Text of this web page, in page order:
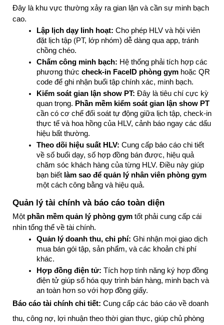
Đây là khu vực thường xảy ra gian lận và cần sự minh bạch
cao.
Lập lịch dạy linh hoạt: Cho phép HLV và hội viên
đặt lịch tập (PT, lớp nhóm) dễ dàng qua app, tránh
chồng chéo.
Chấm công minh bạch: Hệ thống phải tích hợp các
phương thức check-in FaceID phòng gym hoặc QR
code để ghi nhận buổi tập chính xác, minh bạch.
Kiểm soát gian lận show PT: Đây là tiêu chí cực kỳ
quan trọng. Phần mềm kiểm soát gian lận show PT
cần có cơ chế đối soát tự động giữa lịch tập, check-in
thực tế và hoa hồng của HLV, cảnh báo ngay các dấu
hiệu bất thường.
Theo dõi hiệu suất HLV: Cung cấp báo cáo chi tiết
về số buổi dạy, số hợp đồng bán được, hiệu quả
chăm sóc khách hàng của từng HLV. Điều này giúp
bạn biết làm sao để quản lý nhân viên phòng gym
một cách công bằng và hiệu quả.
Quản lý tài chính và báo cáo toàn diện
Một phần mềm quản lý phòng gym tốt phải cung cấp cái
nhìn tổng thể về tài chính.
Quản lý doanh thu, chi phí: Ghi nhận mọi giao dịch
mua bán gói tập, sản phẩm, và các khoản chi phí
khác.
Hợp đồng điện tử: Tích hợp tính năng ký hợp đồng
điện tử giúp số hóa quy trình bán hàng, minh bạch và
an toàn hơn so với hợp đồng giấy.
Báo cáo tài chính chi tiết: Cung cấp các báo cáo về doanh
thu, công nợ, lợi nhuận theo thời gian thực, giúp chủ phòng